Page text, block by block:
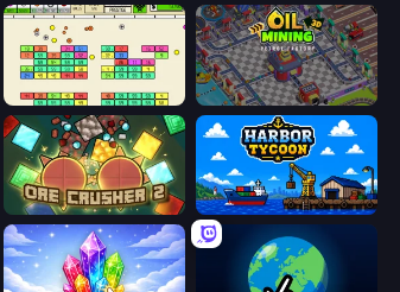
Idle Breakout Oil Mining 3D: Petrol Factory
OreCrusher 2 Harbor Tycoon